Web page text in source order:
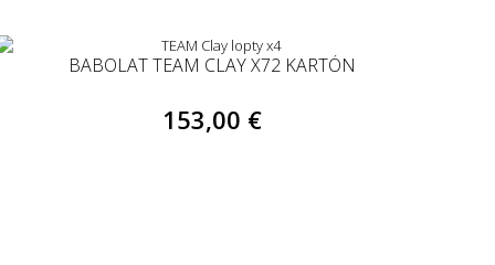
BABOLAT TEAM CLAY X72 KARTÓN
153,00 €